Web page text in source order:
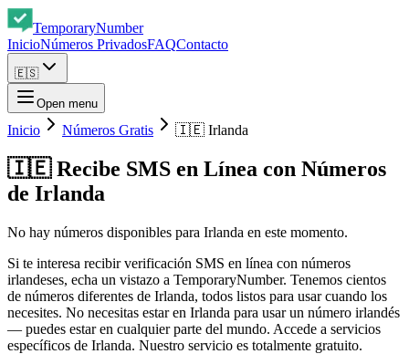
TemporaryNumber
InicioNúmeros PrivadosFAQContacto
🇪🇸
Open menu
Inicio Números Gratis 🇮🇪 Irlanda
🇮🇪 Recibe SMS en Línea con Números
de Irlanda
No hay números disponibles para Irlanda en este momento.
Si te interesa recibir verificación SMS en línea con números
irlandeses, echa un vistazo a TemporaryNumber. Tenemos cientos
de números diferentes de Irlanda, todos listos para usar cuando los
necesites. No necesitas estar en Irlanda para usar un número irlandés
— puedes estar en cualquier parte del mundo. Accede a servicios
específicos de Irlanda. Nuestro servicio es totalmente gratuito.